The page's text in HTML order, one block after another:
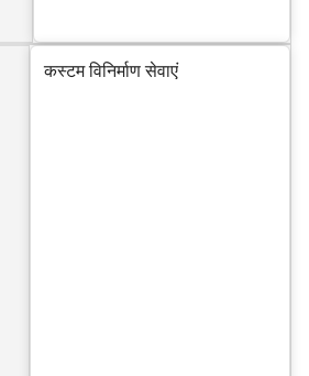
कस्टम विनिर्माण सेवाएं